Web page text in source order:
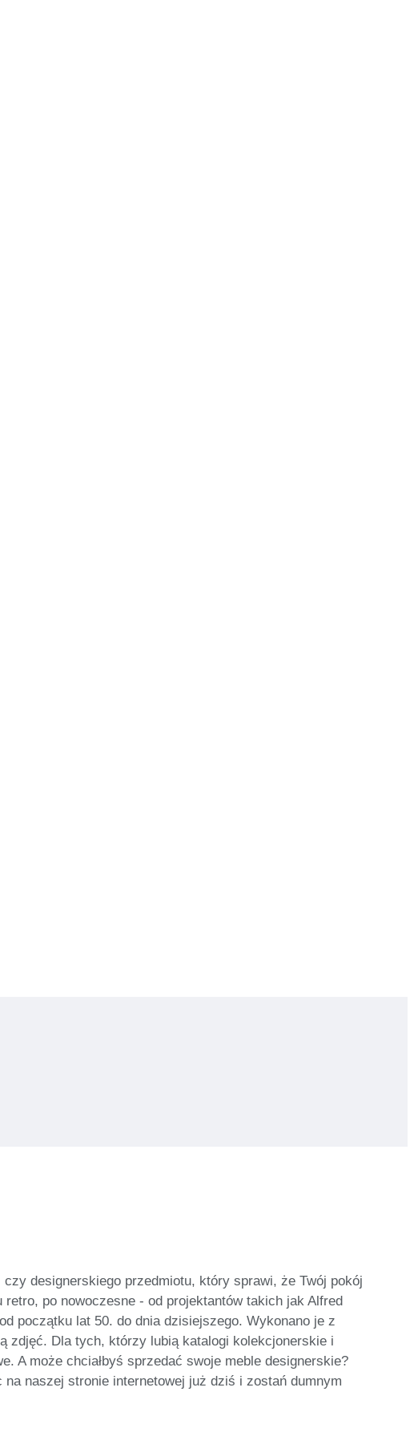
designerskiego przedmiotu, który sprawi, że Twój pokój
po nowoczesne - od projektantów takich jak Alfred
początku lat 50. do dnia dzisiejszego. Wykonano je z
zdjęć. Dla tych, którzy lubią katalogi kolekcjonerskie i
A może chciałbyś sprzedać swoje meble designerskie?
naszej stronie internetowej już dziś i zostań dumnym